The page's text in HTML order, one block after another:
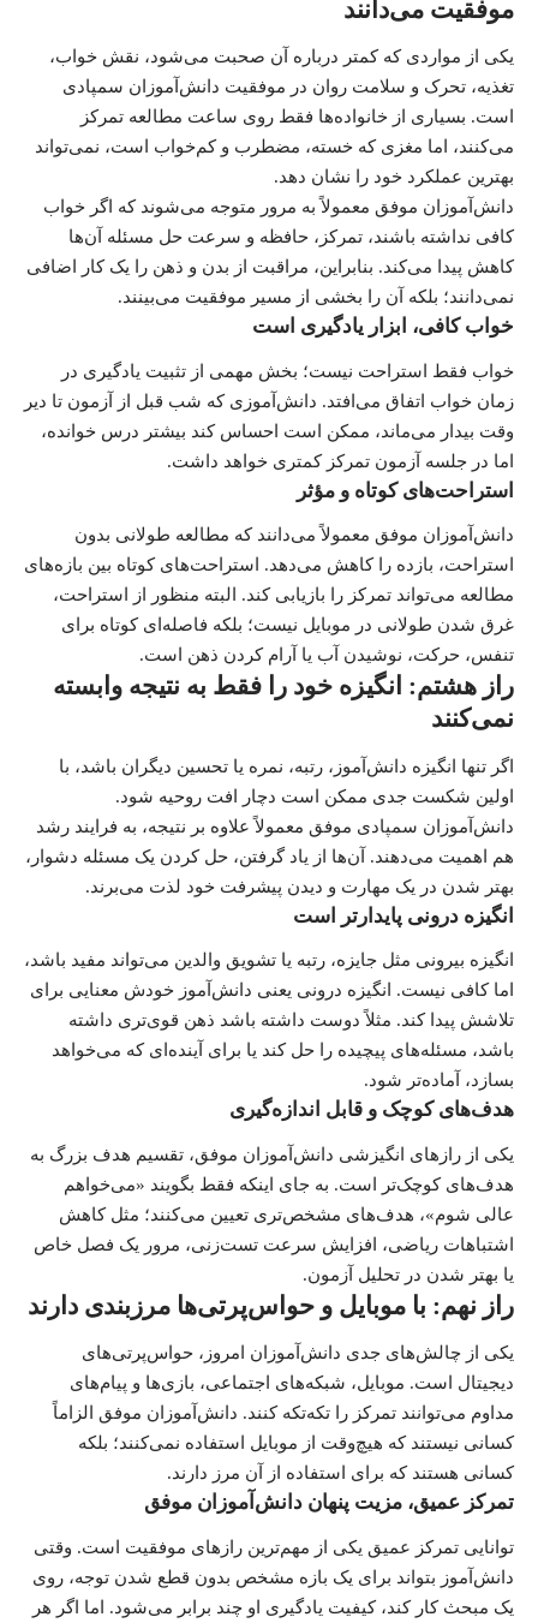
موفقیت می‌دانند
یکی از مواردی که کمتر درباره آن صحبت می‌شود، نقش خواب،
تغذیه، تحرک و سلامت روان در موفقیت دانش‌آموزان سمپادی
است. بسیاری از خانواده‌ها فقط روی ساعت مطالعه تمرکز
می‌کنند، اما مغزی که خسته، مضطرب و کم‌خواب است، نمی‌تواند
بهترین عملکرد خود را نشان دهد.
دانش‌آموزان موفق معمولاً به مرور متوجه می‌شوند که اگر خواب
کافی نداشته باشند، تمرکز، حافظه و سرعت حل مسئله آن‌ها
کاهش پیدا می‌کند. بنابراین، مراقبت از بدن و ذهن را یک کار اضافی
نمی‌دانند؛ بلکه آن را بخشی از مسیر موفقیت می‌بینند.
خواب کافی، ابزار یادگیری است
خواب فقط استراحت نیست؛ بخش مهمی از تثبیت یادگیری در
زمان خواب اتفاق می‌افتد. دانش‌آموزی که شب قبل از آزمون تا دیر
وقت بیدار می‌ماند، ممکن است احساس کند بیشتر درس خوانده،
اما در جلسه آزمون تمرکز کمتری خواهد داشت.
استراحت‌های کوتاه و مؤثر
دانش‌آموزان موفق معمولاً می‌دانند که مطالعه طولانی بدون
استراحت، بازده را کاهش می‌دهد. استراحت‌های کوتاه بین بازه‌های
مطالعه می‌تواند تمرکز را بازیابی کند. البته منظور از استراحت،
غرق شدن طولانی در موبایل نیست؛ بلکه فاصله‌ای کوتاه برای
تنفس، حرکت، نوشیدن آب یا آرام کردن ذهن است.
راز هشتم: انگیزه خود را فقط به نتیجه وابسته
نمی‌کنند
اگر تنها انگیزه دانش‌آموز، رتبه، نمره یا تحسین دیگران باشد، با
اولین شکست جدی ممکن است دچار افت روحیه شود.
دانش‌آموزان سمپادی موفق معمولاً علاوه بر نتیجه، به فرایند رشد
هم اهمیت می‌دهند. آن‌ها از یاد گرفتن، حل کردن یک مسئله دشوار،
بهتر شدن در یک مهارت و دیدن پیشرفت خود لذت می‌برند.
انگیزه درونی پایدارتر است
انگیزه بیرونی مثل جایزه، رتبه یا تشویق والدین می‌تواند مفید باشد،
اما کافی نیست. انگیزه درونی یعنی دانش‌آموز خودش معنایی برای
تلاشش پیدا کند. مثلاً دوست داشته باشد ذهن قوی‌تری داشته
باشد، مسئله‌های پیچیده را حل کند یا برای آینده‌ای که می‌خواهد
بسازد، آماده‌تر شود.
هدف‌های کوچک و قابل اندازه‌گیری
یکی از رازهای انگیزشی دانش‌آموزان موفق، تقسیم هدف بزرگ به
هدف‌های کوچک‌تر است. به جای اینکه فقط بگویند «می‌خواهم
عالی شوم»، هدف‌های مشخص‌تری تعیین می‌کنند؛ مثل کاهش
اشتباهات ریاضی، افزایش سرعت تست‌زنی، مرور یک فصل خاص
یا بهتر شدن در تحلیل آزمون.
راز نهم: با موبایل و حواس‌پرتی‌ها مرزبندی دارند
یکی از چالش‌های جدی دانش‌آموزان امروز، حواس‌پرتی‌های
دیجیتال است. موبایل، شبکه‌های اجتماعی، بازی‌ها و پیام‌های
مداوم می‌توانند تمرکز را تکه‌تکه کنند. دانش‌آموزان موفق الزاماً
کسانی نیستند که هیچ‌وقت از موبایل استفاده نمی‌کنند؛ بلکه
کسانی هستند که برای استفاده از آن مرز دارند.
تمرکز عمیق، مزیت پنهان دانش‌آموزان موفق
توانایی تمرکز عمیق یکی از مهم‌ترین رازهای موفقیت است. وقتی
دانش‌آموز بتواند برای یک بازه مشخص بدون قطع شدن توجه، روی
یک مبحث کار کند، کیفیت یادگیری او چند برابر می‌شود. اما اگر هر